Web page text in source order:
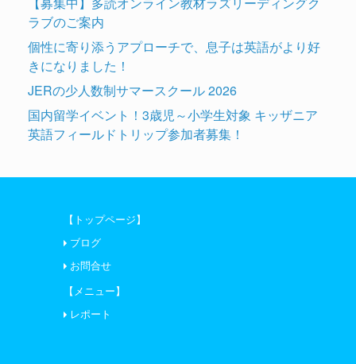
ラブのご案内
個性に寄り添うアプローチで、息子は英語がより好
きになりました！
JERの少人数制サマースクール 2026
国内留学イベント！3歳児～小学生対象 キッザニア
英語フィールドトリップ参加者募集！
【トップページ】
ブログ
お問合せ
【メニュー】
レポート